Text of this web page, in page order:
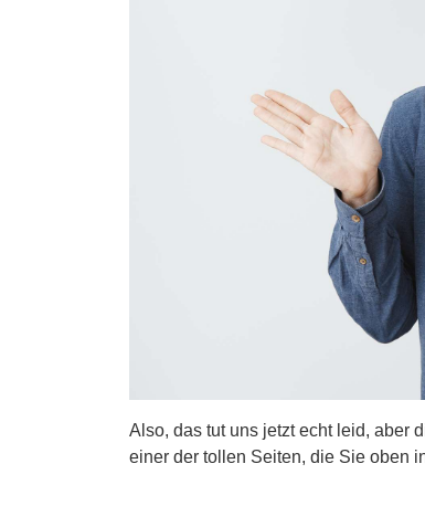
Also, das tut uns jetzt echt leid, aber
einer der tollen Seiten, die Sie oben